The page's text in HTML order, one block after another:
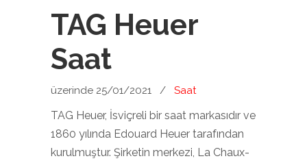
TAG Heuer
Saat
üzerinde 25/01/2021 / Saat
TAG Heuer, İsviçreli bir saat markasıdır ve
1860 yılında Edouard Heuer tarafından
kurulmuştur. Şirketin merkezi, La Chaux-